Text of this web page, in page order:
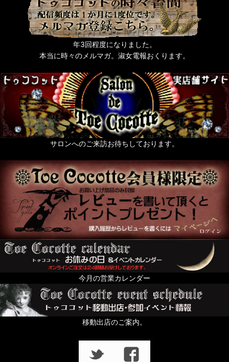
年3回程度になりました。
本当に時々のメルマガ。淑女電報おくります。
サロンへのご来訪お待ちしております。
今月の営業カレンダー
移動出店のご案内。